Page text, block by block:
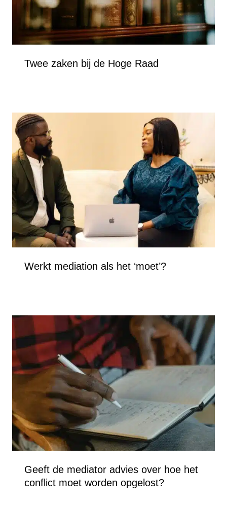
Twee zaken bij de Hoge Raad
Werkt mediation als het ‘moet’?
Geeft de mediator advies over hoe het
conflict moet worden opgelost?